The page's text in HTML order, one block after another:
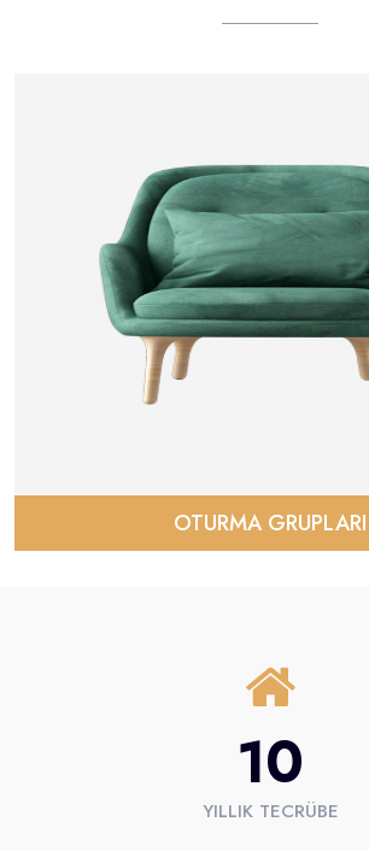
OTURMA GRUPLARI
10
YILLIK TECRÜBE